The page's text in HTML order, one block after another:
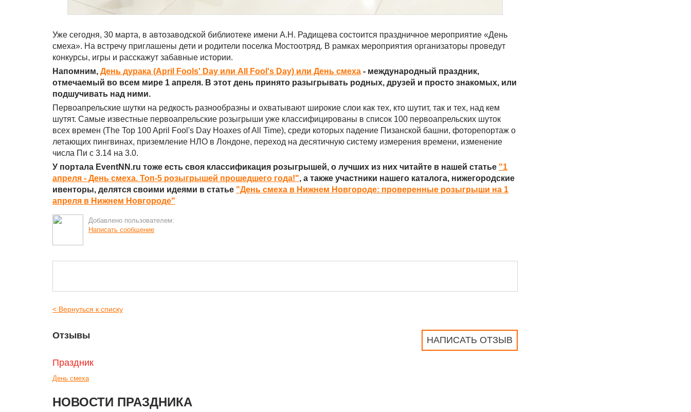
Уже сегодня, 30 марта, в автозаводской библиотеке имени А.Н. Радищева состоится праздничное мероприятие «День
смеха». На встречу приглашены дети и родители поселка Мостоотряд. В рамках мероприятия организаторы проведут
конкурсы, игры и расскажут забавные истории.
Напомним, День дурака (April Fools' Day или All Fool's Day) или День смеха - международный праздник,
отмечаемый во всем мире 1 апреля. В этот день принято разыгрывать родных, друзей и просто знакомых, или
подшучивать над ними.
Первоапрельские шутки на редкость разнообразны и охватывают широкие слои как тех, кто шутит, так и тех, над кем
шутят. Самые известные первоапрельские розыгрыши уже классифицированы в список 100 первоапрельских шуток
всех времен (The Top 100 April Fool's Day Hoaxes of All Time), среди которых падение Пизанской башни, фоторепортаж о
летающих пингвинах, приземление НЛО в Лондоне, переход на десятичную систему измерения времени, изменение
числа Пи с 3.14 на 3.0.
У портала EventNN.ru тоже есть своя классификация розыгрышей, о лучших из них читайте в нашей статье "1
апреля - День смеха. Топ-5 розыгрышей прошедшего года!", а также участники нашего каталога, нижегородские
ивенторы, делятся своими идеями в статье "День смеха в Нижнем Новгороде: проверенные розыгрыши на 1
апреля в Нижнем Новгороде"
Добавлено пользователем:
Написать сообщение
< Вернуться к списку
НАПИСАТЬ ОТЗЫВ
Отзывы
Праздник
День смеха
НОВОСТИ ПРАЗДНИКА